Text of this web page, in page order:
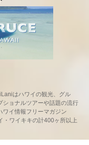
はハワイの観光、グル
ショナルツアーや話題の流行
ワイ情報フリーマガジン
・ワイキキの計400ヶ所以上